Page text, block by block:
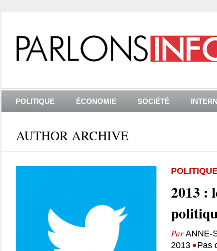
POLITIQUE ÉCONOMIE SOCIÉTÉ
AUTHOR ARCHIVE
2013 :
Par ANNE-
2013 •Pas